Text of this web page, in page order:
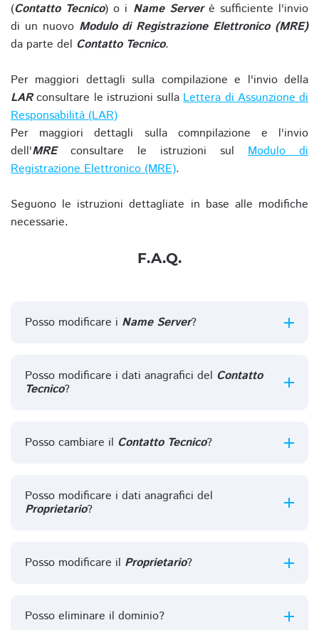
(Contatto Tecnico) o i Name Serverè sufficiente l'invio
di un nuovo Modulo di Registrazione Elettronico (MRE)
da parte del Contatto Tecnico.
Per maggiori dettagli sulla compilazione e l'invio della
LARconsultare le istruzioni sullaLettera di Assunzione di
Responsabilità (LAR)
Per maggiori dettagli sulla comnpilazione e l'invio
dell'MREconsultare le istruzioni sul Modulo di
Registrazione Elettronico (MRE).
Seguono le istruzioni dettagliate in base alle modifiche
necessarie.
F.A.Q.
Posso modificare i Name Server?
Posso modificare i dati anagrafici del Contatto
Tecnico?
Posso cambiare il Contatto Tecnico?
Posso modificare i dati anagrafici del
Proprietario?
Posso modificare il Proprietario?
Posso eliminare il dominio?